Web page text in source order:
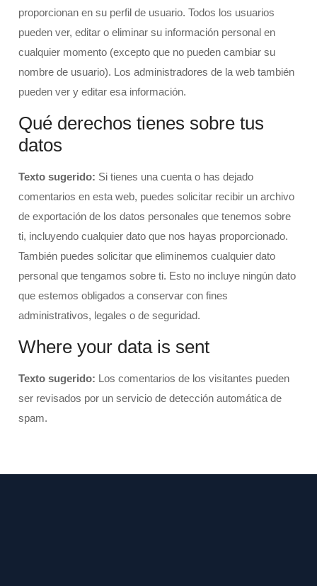
proporcionan en su perfil de usuario. Todos los usuarios
pueden ver, editar o eliminar su información personal en
cualquier momento (excepto que no pueden cambiar su
nombre de usuario). Los administradores de la web también
pueden ver y editar esa información.
Qué derechos tienes sobre tus
datos
Texto sugerido: Si tienes una cuenta o has dejado
comentarios en esta web, puedes solicitar recibir un archivo
de exportación de los datos personales que tenemos sobre
ti, incluyendo cualquier dato que nos hayas proporcionado.
También puedes solicitar que eliminemos cualquier dato
personal que tengamos sobre ti. Esto no incluye ningún dato
que estemos obligados a conservar con fines
administrativos, legales o de seguridad.
Where your data is sent
Texto sugerido: Los comentarios de los visitantes pueden
ser revisados por un servicio de detección automática de
spam.